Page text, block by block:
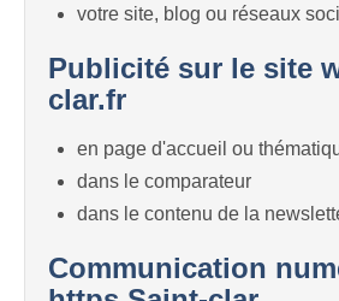
votre site, blog ou réseaux
Publicité sur le site
clar.fr
en page d'accueil ou
dans le comparateur
dans le contenu de la
Communication